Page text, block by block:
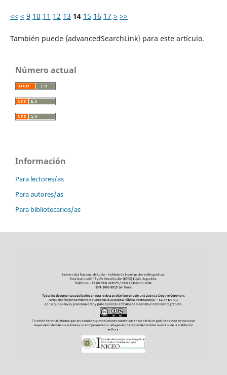
<< < 9 10 11 12 13 14 15 16 17 > >>
También puede {advancedSearchLink} para este artículo.
Número actual
Información
Para lectores/as
Para autores/as
Para bibliotecarios/as